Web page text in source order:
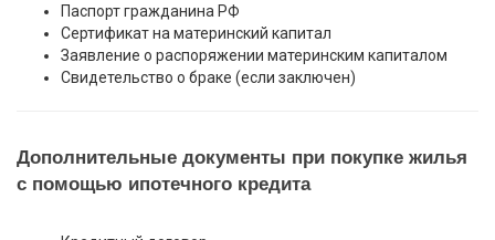
Паспорт гражданина РФ
Сертификат на материнский капитал
Заявление о распоряжении материнским капиталом
Свидетельство о браке (если заключен)
Дополнительные документы при покупке жилья
с помощью ипотечного кредита